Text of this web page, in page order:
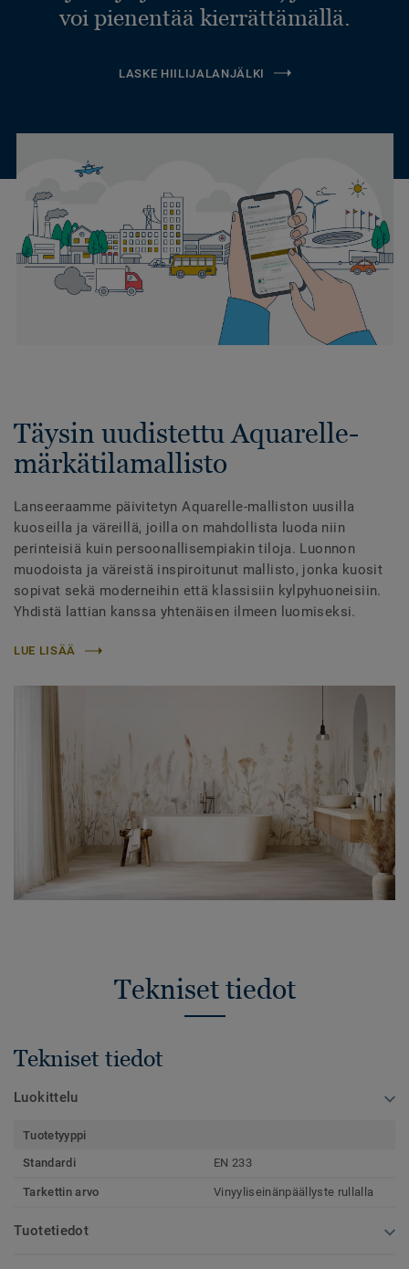
voi pienentää kierrättämällä.
LASKE HIILIJALANJÄLKI
Täysin uudistettu Aquarelle-
märkätilamallisto
Lanseeraamme päivitetyn Aquarelle-malliston uusilla
kuoseilla ja väreillä, joilla on mahdollista luoda niin
perinteisiä kuin persoonallisempiakin tiloja. Luonnon
muodoista ja väreistä inspiroitunut mallisto, jonka kuosit
sopivat sekä moderneihin että klassisiin kylpyhuoneisiin.
Yhdistä lattian kanssa yhtenäisen ilmeen luomiseksi.
LUE LISÄÄ
Tekniset tiedot
Tekniset tiedot
Luokittelu
Tuotetyyppi
Standardi
EN 233
Tarkettin arvo Vinyyliseinänpäällyste rullalla
Tuotetiedot